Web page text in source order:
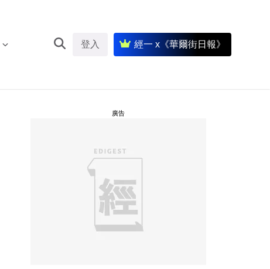
登入 經一 x《華爾街日報》
廣告